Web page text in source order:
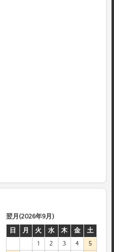
翌月(2026年9月)
日
月 火 水 木 金
土
1
2 3 4
5